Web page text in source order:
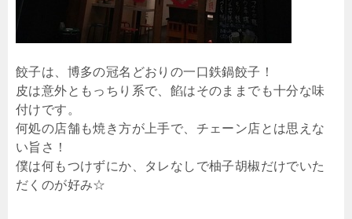
餃子は、博多の冠名どおりの一口鉄鍋餃子！
皮は意外ともっちり系で、餡はそのままでも十分な味
付けです。
何処の店舗も焼き方が上手で、チェーン店とは思えな
い旨さ！
僕は何もつけずにか、タレなしで柚子胡椒だけでいた
だくのが好み☆